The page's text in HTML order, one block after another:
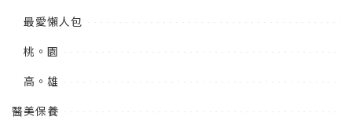
最愛懶人包
桃。園
高。雄
醫美保養